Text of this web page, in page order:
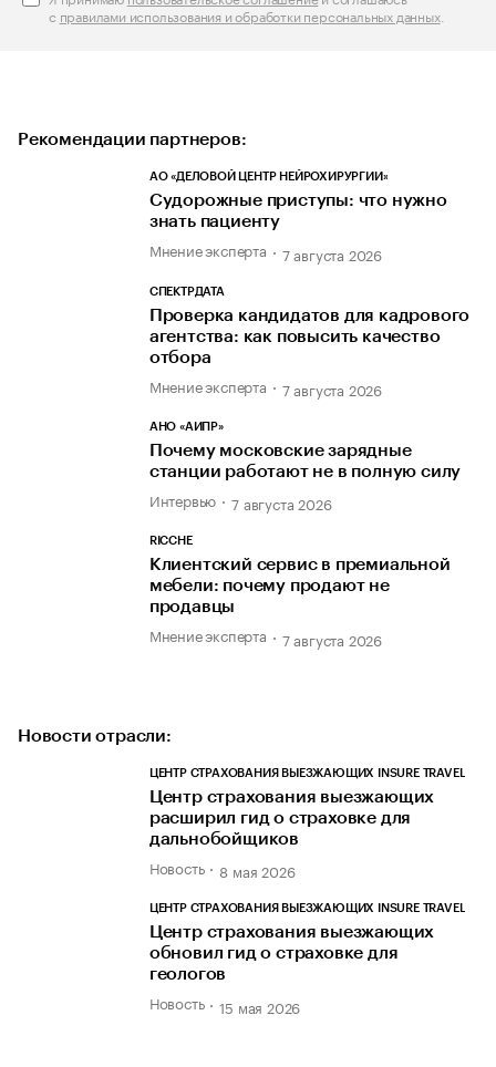
с правилами использования и обработки персональных данных.
Рекомендации партнеров:
АО «ДЕЛОВОЙ ЦЕНТР НЕЙРОХИРУРГИИ»
Судорожные приступы: что нужно
знать пациенту
Мнение эксперта 7 августа 2026
СПЕКТРДАТА
Проверка кандидатов для кадрового
агентства: как повысить качество
отбора
Мнение эксперта 7 августа 2026
АНО «АИПР»
Почему московские зарядные
станции работают не в полную силу
Интервью 7 августа 2026
RICCHE
Клиентский сервис в премиальной
мебели: почему продают не
продавцы
Мнение эксперта 7 августа 2026
Новости отрасли:
ЦЕНТР СТРАХОВАНИЯ ВЫЕЗЖАЮЩИХ INSURE TRAVEL
Центр страхования выезжающих
расширил гид о страховке для
дальнобойщиков
Новость 8 мая 2026
ЦЕНТР СТРАХОВАНИЯ ВЫЕЗЖАЮЩИХ INSURE TRAVEL
Центр страхования выезжающих
обновил гид о страховке для
геологов
Новость 15 мая 2026